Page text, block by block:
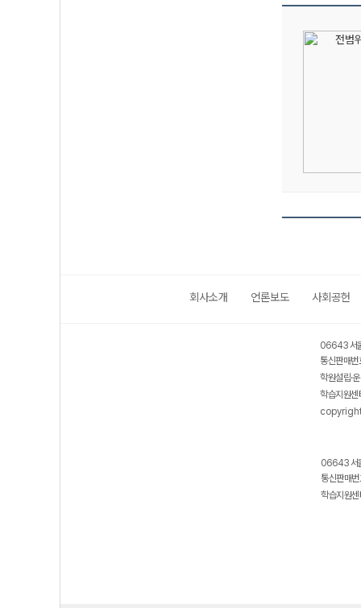
회사소개 언론보도 사회공헌
06643 서
통신판매
학원설립·
학습지원
06643 서
통신판매
학습지원